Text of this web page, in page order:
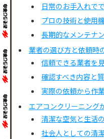
日常のお手入れで
プロの技術と使用
長期的なメンテナ
業者の選び方と依頼時
信頼できる業者を
確認すべき内容と
実際の依頼から作
エアコンクリーニング
清潔な空気と生活
社会人としての清